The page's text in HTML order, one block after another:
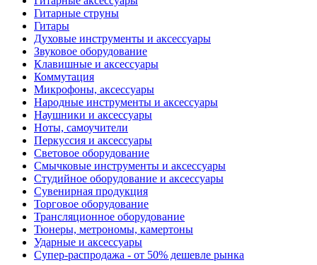
Гитарные струны
Гитары
Духовые инструменты и аксессуары
Звуковое оборудование
Клавишные и аксессуары
Коммутация
Микрофоны, аксессуары
Народные инструменты и аксессуары
Наушники и аксессуары
Ноты, самоучители
Перкуссия и аксессуары
Световое оборудование
Смычковые инструменты и аксессуары
Студийное оборудование и аксессуары
Сувенирная продукция
Торговое оборудование
Трансляционное оборудование
Тюнеры, метрономы, камертоны
Ударные и аксессуары
Супер-распродажа - от 50% дешевле рынка